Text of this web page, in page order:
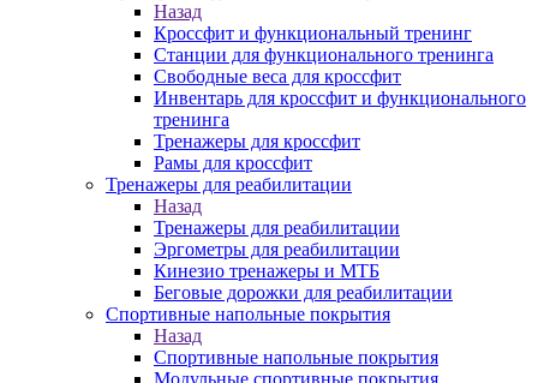
Назад
Кроссфит и функциональный тренинг
Станции для функционального тренинга
Свободные веса для кроссфит
Инвентарь для кроссфит и функционального
тренинга
Тренажеры для кроссфит
Рамы для кроссфит
Тренажеры для реабилитации
Назад
Тренажеры для реабилитации
Эргометры для реабилитации
Кинезио тренажеры и МТБ
Беговые дорожки для реабилитации
Спортивные напольные покрытия
Назад
Спортивные напольные покрытия
Модульные спортивные покрытия